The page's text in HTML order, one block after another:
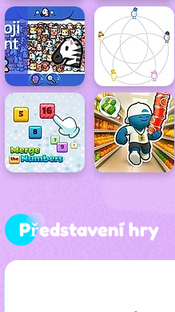
Představení hry